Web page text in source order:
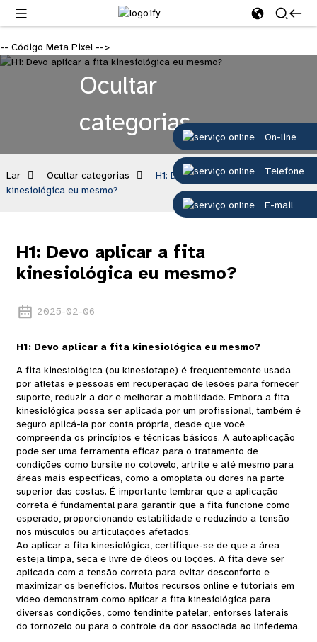
-- Código Meta Pixel -->
On-line
Telefone
E-mail
Ocultar
categorias
Lar Ocultar categorias
H1: Devo aplicar a fita
kinesiológica eu mesmo?
H1: Devo aplicar a fita
kinesiológica eu mesmo?
2025-02-06
H1: Devo aplicar a fita kinesiológica eu mesmo?
A fita kinesiológica (ou kinesiotape) é frequentemente usada
por atletas e pessoas em recuperação de lesões para fornecer
suporte, reduzir a dor e melhorar a mobilidade. Embora a fita
kinesiológica possa ser aplicada por um profissional, também é
seguro aplicá-la por conta própria, desde que você
compreenda os princípios e técnicas básicos. A autoaplicação
pode ser uma ferramenta eficaz para o tratamento de
condições como bursite no cotovelo, artrite e até mesmo para
áreas mais específicas, como a omoplata ou dores na parte
superior das costas. É importante lembrar que a aplicação
correta é fundamental para garantir que a fita funcione como
esperado, proporcionando estabilidade e reduzindo a tensão
nos músculos ou articulações afetados.
Ao aplicar a fita kinesiológica, certifique-se de que a área
esteja limpa, seca e livre de óleos ou loções. A fita deve ser
aplicada com a tensão correta para evitar desconforto e
maximizar os benefícios. Muitos recursos online e tutoriais em
vídeo demonstram como aplicar a fita kinesiológica para
diversas condições, como tendinite patelar, entorses laterais
do tornozelo ou para o controle da dor associada ao linfedema.